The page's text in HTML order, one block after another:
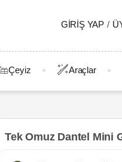
GIRIŞ YAP /
Çeyiz Araçlar
Tek Omuz Dantel Mini